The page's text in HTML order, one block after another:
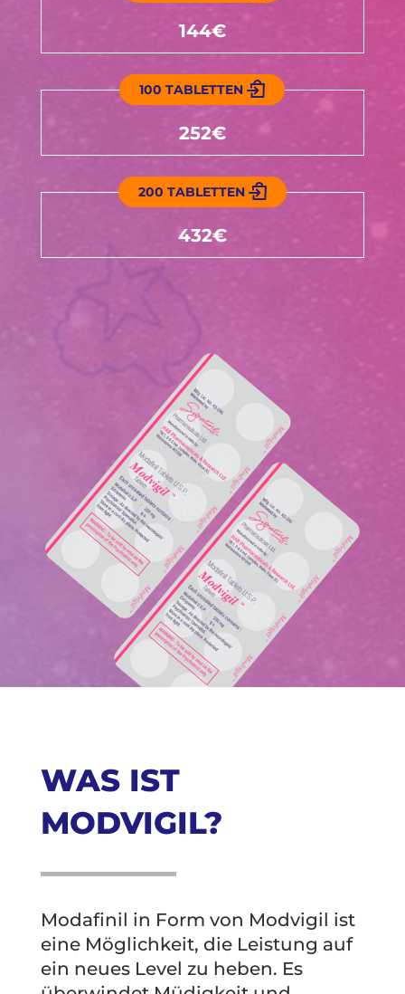
144€
100 TABLETTEN
252€
200 TABLETTEN
432€
WAS IST
MODVIGIL?
Modafinil in Form von Modvigil ist
eine Möglichkeit, die Leistung auf
ein neues Level zu heben. Es